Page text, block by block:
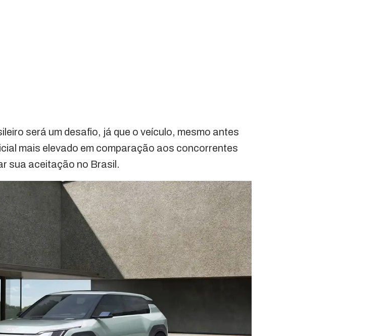
será um desafio, já que o veículo, mesmo antes
mais elevado em comparação aos concorrentes
sua aceitação no Brasil.